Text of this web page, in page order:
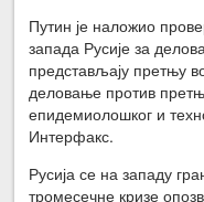
Путин је наложио
запада Русије за
представљају претњу
деловање против
епидемиолошког и
Интерфакс.
Русија се на западу
тромесечне кризе